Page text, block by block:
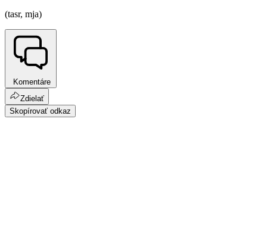
(tasr, mja)
Komentáre
Zdielať
Skopírovať odkaz